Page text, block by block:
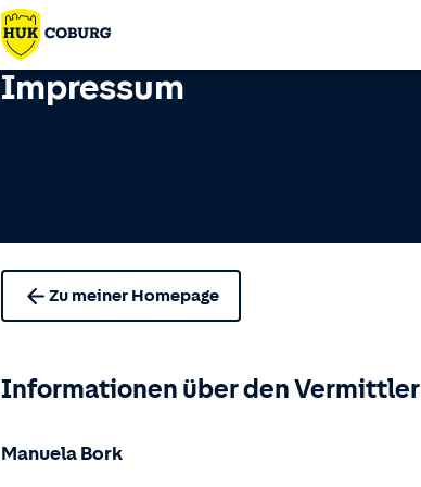
Impressum
Zu meiner Homepage
Informationen über den Vermittler
Manuela Bork